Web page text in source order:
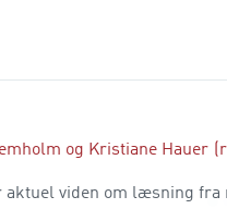
og Kristiane Hauer
viden om læsning